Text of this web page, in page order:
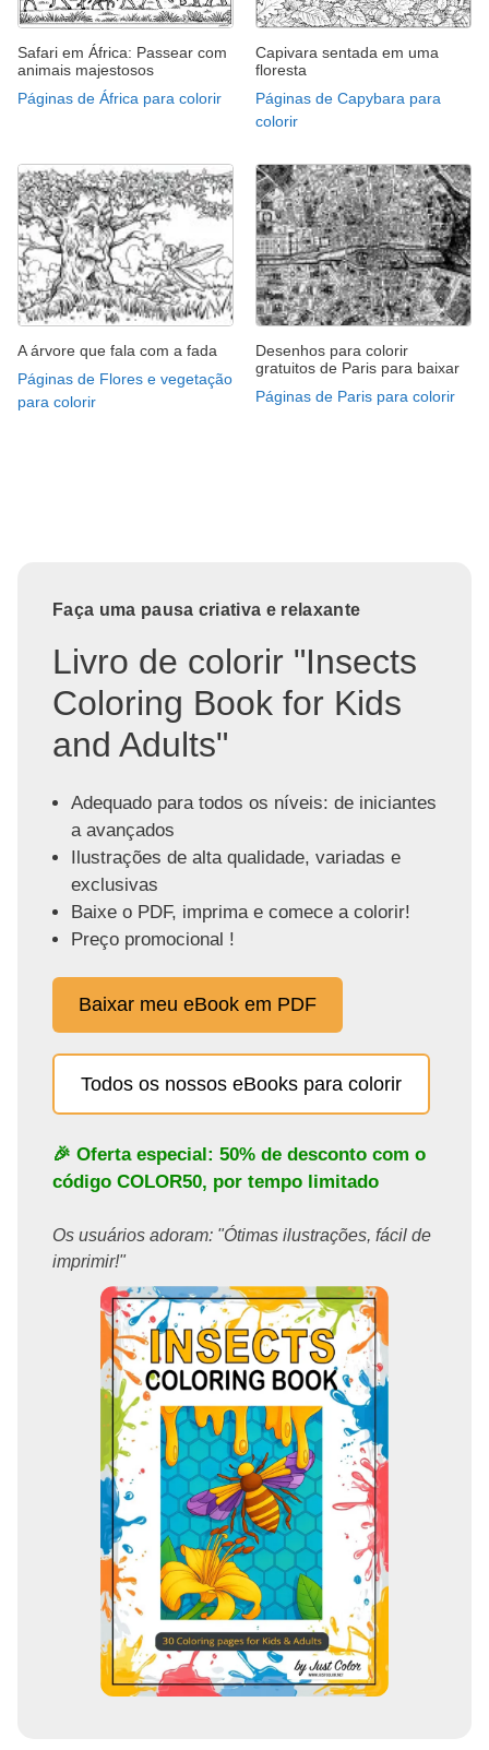
Safari em África: Passear com
animais majestosos
Páginas de África para colorir
Capivara sentada em uma
floresta
Páginas de Capybara para
colorir
A árvore que fala com a fada
Páginas de Flores e vegetação
para colorir
Desenhos para colorir
gratuitos de Paris para baixar
Páginas de Paris para colorir
Faça uma pausa criativa e relaxante
Livro de colorir "Insects
Coloring Book for Kids
and Adults"
Adequado para todos os níveis: de iniciantes
a avançados
Ilustrações de alta qualidade, variadas e
exclusivas
Baixe o PDF, imprima e comece a colorir!
Preço promocional !
Baixar meu eBook em PDF
Todos os nossos eBooks para colorir
🎉 Oferta especial: 50% de desconto com o
código COLOR50, por tempo limitado
Os usuários adoram: "Ótimas ilustrações, fácil de
imprimir!"